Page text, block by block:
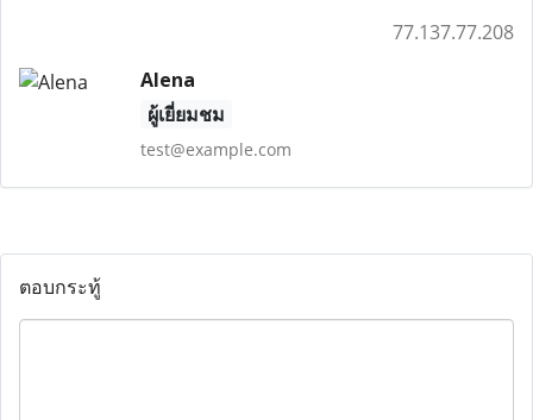
77.137.77.208
Alena
ผู้เยี่ยมชม
test@example.com
ตอบกระทู้